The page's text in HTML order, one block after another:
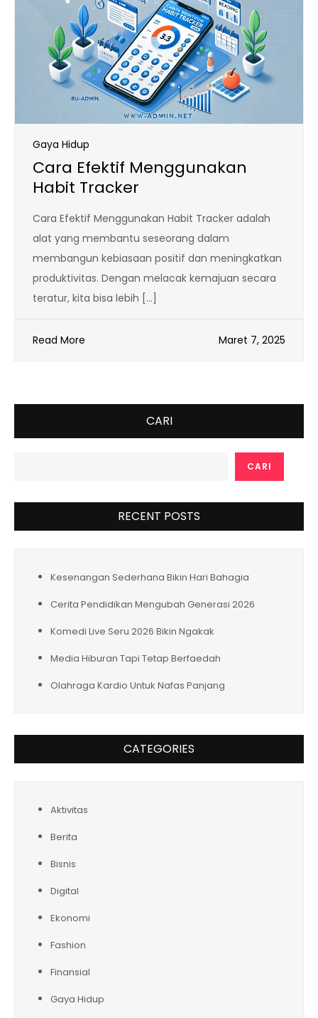
Gaya Hidup
Cara Efektif Menggunakan
Habit Tracker
Cara Efektif Menggunakan Habit Tracker adalah
alat yang membantu seseorang dalam
membangun kebiasaan positif dan meningkatkan
produktivitas. Dengan melacak kemajuan secara
teratur, kita bisa lebih […]
Read More Maret 7, 2025
CARI
CARI
RECENT POSTS
Kesenangan Sederhana Bikin Hari Bahagia
Cerita Pendidikan Mengubah Generasi 2026
Komedi Live Seru 2026 Bikin Ngakak
Media Hiburan Tapi Tetap Berfaedah
Olahraga Kardio Untuk Nafas Panjang
CATEGORIES
Aktivitas
Berita
Bisnis
Digital
Ekonomi
Fashion
Finansial
Gaya Hidup